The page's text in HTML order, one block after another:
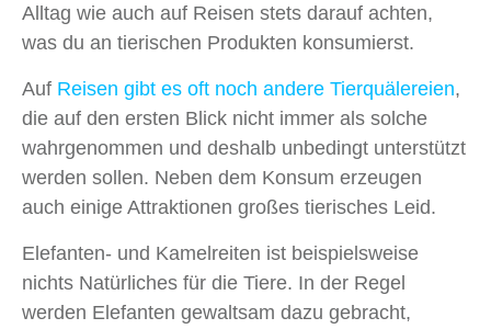
Alltag wie auch auf Reisen stets darauf achten,
was du an tierischen Produkten konsumierst.
Auf Reisen gibt es oft noch andere Tierquälereien,
die auf den ersten Blick nicht immer als solche
wahrgenommen und deshalb unbedingt unterstützt
werden sollen. Neben dem Konsum erzeugen
auch einige Attraktionen großes tierisches Leid.
Elefanten- und Kamelreiten ist beispielsweise
nichts Natürliches für die Tiere. In der Regel
werden Elefanten gewaltsam dazu gebracht,